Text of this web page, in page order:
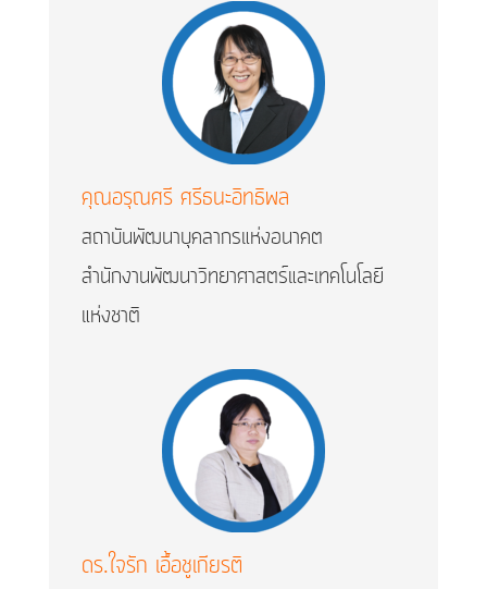
คุณอรุณศรี ศรีธนะอิทธิพล
สถาบันพัฒนาบุคลากรแห่งอนาคต
สำนักงานพัฒนาวิทยาศาสตร์และเทคโนโลยี
แห่งชาติ
ดร.ใจรัก เอื้อชูเกียรติ